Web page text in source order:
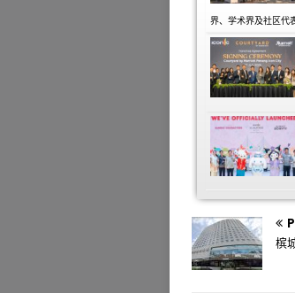
界、学术界及社区代
槟